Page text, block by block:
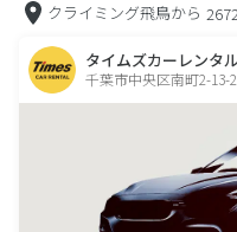
クライミング飛鳥から
タイムズカーレンタ
千葉市中央区南町2-13-2